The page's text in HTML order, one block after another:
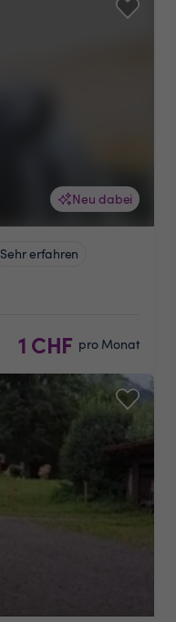
Neu dabei
Sehr erfahren
1 CHF pro Monat